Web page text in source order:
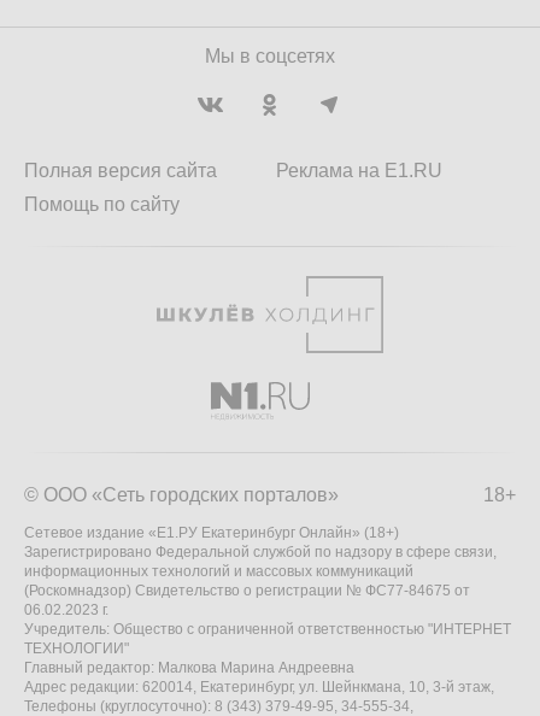
Мы в соцсетях
Полная версия сайта
Помощь по сайту
Реклама на E1.RU
18+
© ООО «Сеть городских порталов»
Сетевое издание «Е1.РУ Екатеринбург Онлайн» (18+)
Зарегистрировано Федеральной службой по надзору в сфере связи,
информационных технологий и массовых коммуникаций
(Роскомнадзор) Свидетельство о регистрации № ФС77-84675 от
06.02.2023 г.
Учредитель: Общество с ограниченной ответственностью "ИНТЕРНЕТ
ТЕХНОЛОГИИ"
Главный редактор: Малкова Марина Андреевна
Адрес редакции: 620014, Екатеринбург, ул. Шейнкмана, 10, 3-й этаж,
Телефоны (круглосуточно): 8 (343) 379-49-95, 34-555-34,